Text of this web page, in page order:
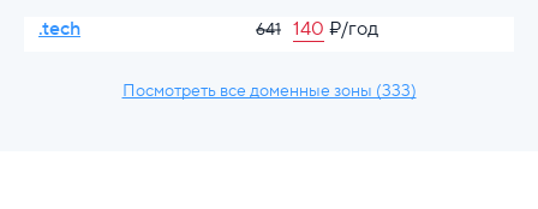
.tech
641 140 ₽/год
Посмотреть все доменные зоны (333)